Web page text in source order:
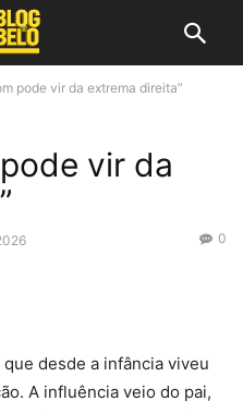
pode vir da extrema direita”
vir da
0
desde a infância viveu
A influência veio do pai,